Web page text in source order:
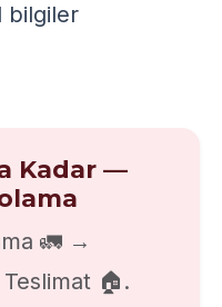
bilgiler
Kadar —
🚛 →
🏠.